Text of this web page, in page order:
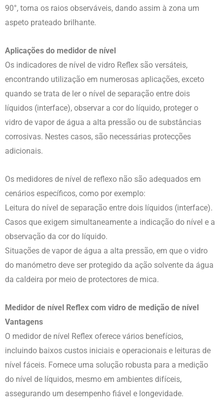
90°, torna os raios observáveis, dando assim à zona um
aspeto prateado brilhante.
Aplicações do medidor de nível
Os indicadores de nível de vidro Reflex são versáteis,
encontrando utilização em numerosas aplicações, exceto
quando se trata de ler o nível de separação entre dois
líquidos (interface), observar a cor do líquido, proteger o
vidro de vapor de água a alta pressão ou de substâncias
corrosivas. Nestes casos, são necessárias protecções
adicionais.
Os medidores de nível de reflexo não são adequados em
cenários específicos, como por exemplo:
Leitura do nível de separação entre dois líquidos (interface).
Casos que exigem simultaneamente a indicação do nível e a
observação da cor do líquido.
Situações de vapor de água a alta pressão, em que o vidro
do manómetro deve ser protegido da ação solvente da água
da caldeira por meio de protectores de mica.
Medidor de nível Reflex com vidro de medição de nível
Vantagens
O medidor de nível Reflex oferece vários benefícios,
incluindo baixos custos iniciais e operacionais e leituras de
nível fáceis. Fornece uma solução robusta para a medição
do nível de líquidos, mesmo em ambientes difíceis,
assegurando um desempenho fiável e longevidade.